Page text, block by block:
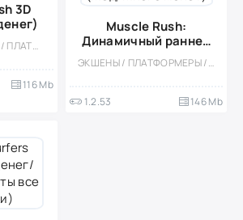
3D
АРКАДЫ / ЭКШЕНЫ / ПЛАТФОРМЕРЫ / КАЗУАЛЬНЫЕ / ОДНОПОЛЬЗОВАТЕЛЬСКИЕ / СТИЛИЗАЦИЯ / ОФЛАЙН / МОД / ВСТРОЕННЫЙ КЕШ / ВЕСЁЛАЯ / РАННЕРЫ
116 Mb
Muscle Rush:
Динамичный раннер
(Мод, Много монет)ЭКШЕНЫ / ПЛАТФОРМЕРЫ / КАЗУАЛЬНЫЕ / ОДНОПОЛЬЗОВАТЕЛЬСКИЕ / СТИЛИЗАЦИЯ / ОФЛАЙН
1.2.53 146 Mb